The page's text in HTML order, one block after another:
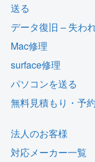
送る
データ復旧 – 失わ
Mac修理
surface修理
パソコンを送る
無料見積もり・予
法人のお客様
対応メーカー一覧